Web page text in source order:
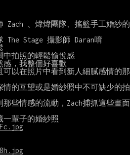
Zach 、煒煒團隊、搖籃手工婚紗的
The Stage 攝影師 Daran唷
中拍照的輕鬆愉悅感
感，我整個好喜歡
以在照片中看到新人細膩感情的那
的互望或是婚紗照中不可缺少的拍
些情感的流動，Zach捕抓這些畫面